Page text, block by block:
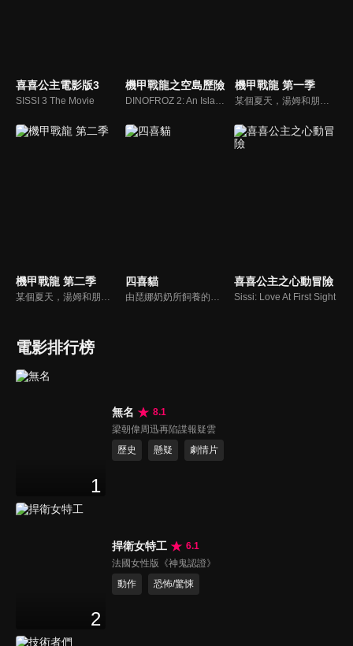
喜喜公主電影版3
SISSI 3 The Movie
機甲戰龍之空島歷險
DINOFROZ 2: An Island in the Sky
機甲戰龍 第一季
某個夏天，湯姆和朋友們找到一個棋盤遊戲 每擲一次骰子，就會打開通往恐龍世界的大門！ 而在這個世界中，邪惡的尼斯龍正展開破壞行動！ 當恐龍世界面臨危機，湯姆與他的夥伴們要如何拯救人類與恐龍呢？
機甲戰龍 第二季 四喜貓 喜喜公主之心動冒險
Sissi: Love At First Sight
電影排行榜
1
無名
8.1
梁朝偉周迅再陷諜報疑雲
歷史
懸疑 劇情片
2
捍衛女特工
6.1
法國女性版《神鬼認證》
動作
恐怖/驚悚